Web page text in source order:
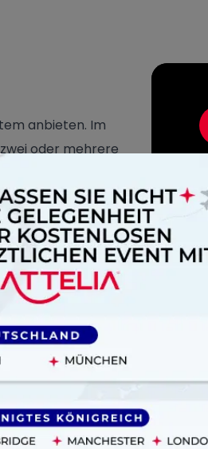
anbieten. Im
oder mehrere
Resultate in
und -expansion
in vier
und Kontrolle
Komfort für den